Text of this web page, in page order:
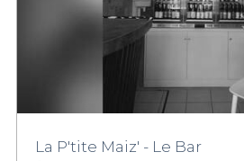
La P'tite Maiz' - Le Bar